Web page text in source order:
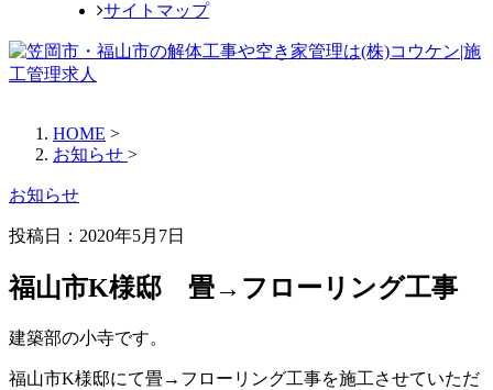
サイトマップ
HOME >
お知らせ >
お知らせ
投稿日： 2020年5月7日
福山市K様邸 畳→フローリング工事
建築部の小寺です。
福山市K様邸にて畳→フローリング工事を施工させていただ